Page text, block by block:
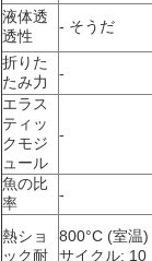
液体透
透性
- そうだ
折りた
たみ力
-
エラス
ティッ
クモジ
ュール
-
魚の比
率
-
熱ショ
ック耐
800°C (室温)
サイクル: 10